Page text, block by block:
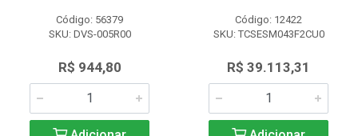
Código: 56379
SKU: DVS-005R00
R$ 944,80
Código: 12422
SKU: TCSESM043F2CU0
R$ 39.113,31